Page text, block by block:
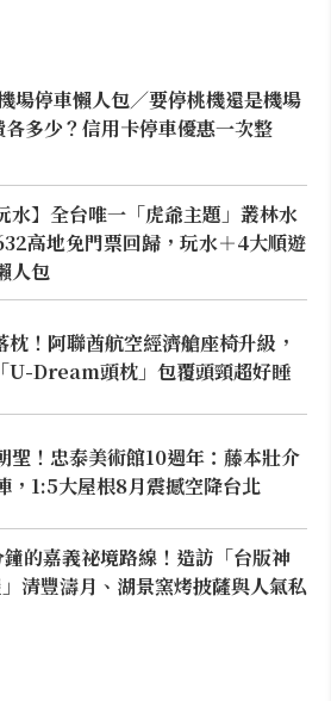
場停車懶人包／要停桃機還是機場
多少？信用卡停車優惠一次整
水】全台唯一「虎爺主題」叢林水
高地免門票回歸，玩水＋4大順遊
人包
枕！阿聯酋航空經濟艙座椅升級，
U-Dream頭枕」包覆頭頸超好睡
聖！忠泰美術館10週年：藤本壯介
，1:5大屋根8月震撼空降台北
的嘉義祕境路線！造訪「台版神
清豐濤月、湖景窯烤披薩與人氣私